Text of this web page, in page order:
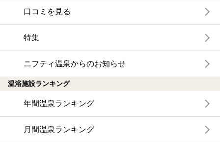
口コミを見る
特集
ニフティ温泉からのお知らせ
温浴施設ランキング
年間温泉ランキング
月間温泉ランキング